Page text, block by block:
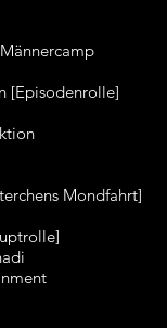
[Episodenrolle]
Mondfahrt]